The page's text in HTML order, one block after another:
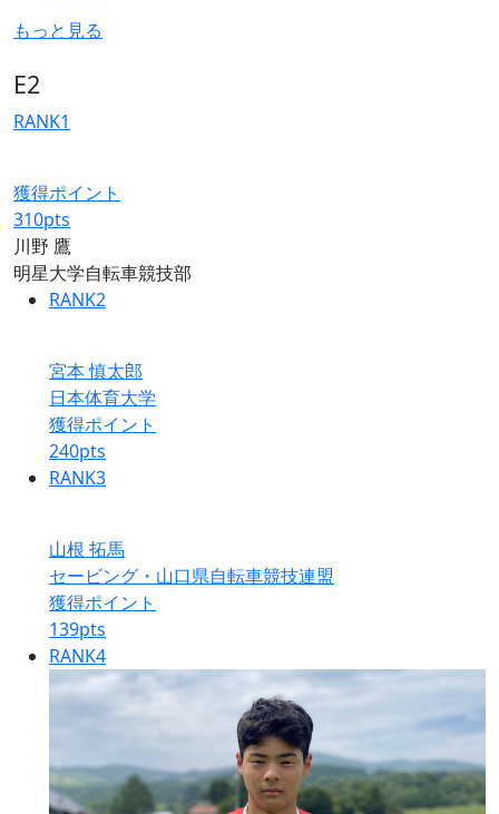
もっと見る
E2
RANK1
獲得ポイント
310pts
川野 鷹
明星大学自転車競技部
RANK2
宮本 慎太郎
日本体育大学
獲得ポイント
240pts
RANK3
山根 拓馬
セービング・山口県自転車競技連盟
獲得ポイント
139pts
RANK4